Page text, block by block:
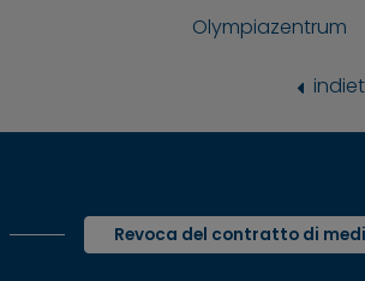
Olympiazentrum
Revoca del contratto di